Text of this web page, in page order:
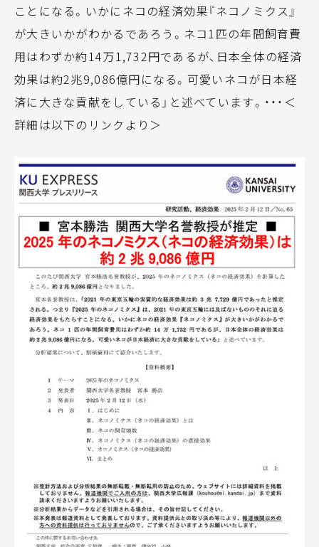
ことになる。いかにネコの経済効果『ネコノミクス』
が大きいかがわかるであろう。ネコ1匹の年間飼育費
用はわずか約14万1,732円であるが、日本全体の経済
効果は約2兆9,086億円になる。可愛いネコが日本経
済に大きな貢献をしている」と述べています。・・・＜
詳細は以下のリンクより＞